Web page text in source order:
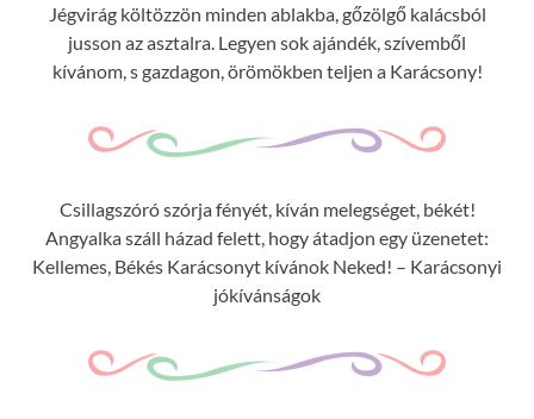
Jégvirág költözzön minden ablakba, gőzölgő kalácsból
jusson az asztalra. Legyen sok ajándék, szívemből
kívánom, s gazdagon, örömökben teljen a Karácsony!
Csillagszóró szórja fényét, kíván melegséget, békét!
Angyalka száll házad felett, hogy átadjon egy üzenetet:
Kellemes, Békés Karácsonyt kívánok Neked! – Karácsonyi
jókívánságok